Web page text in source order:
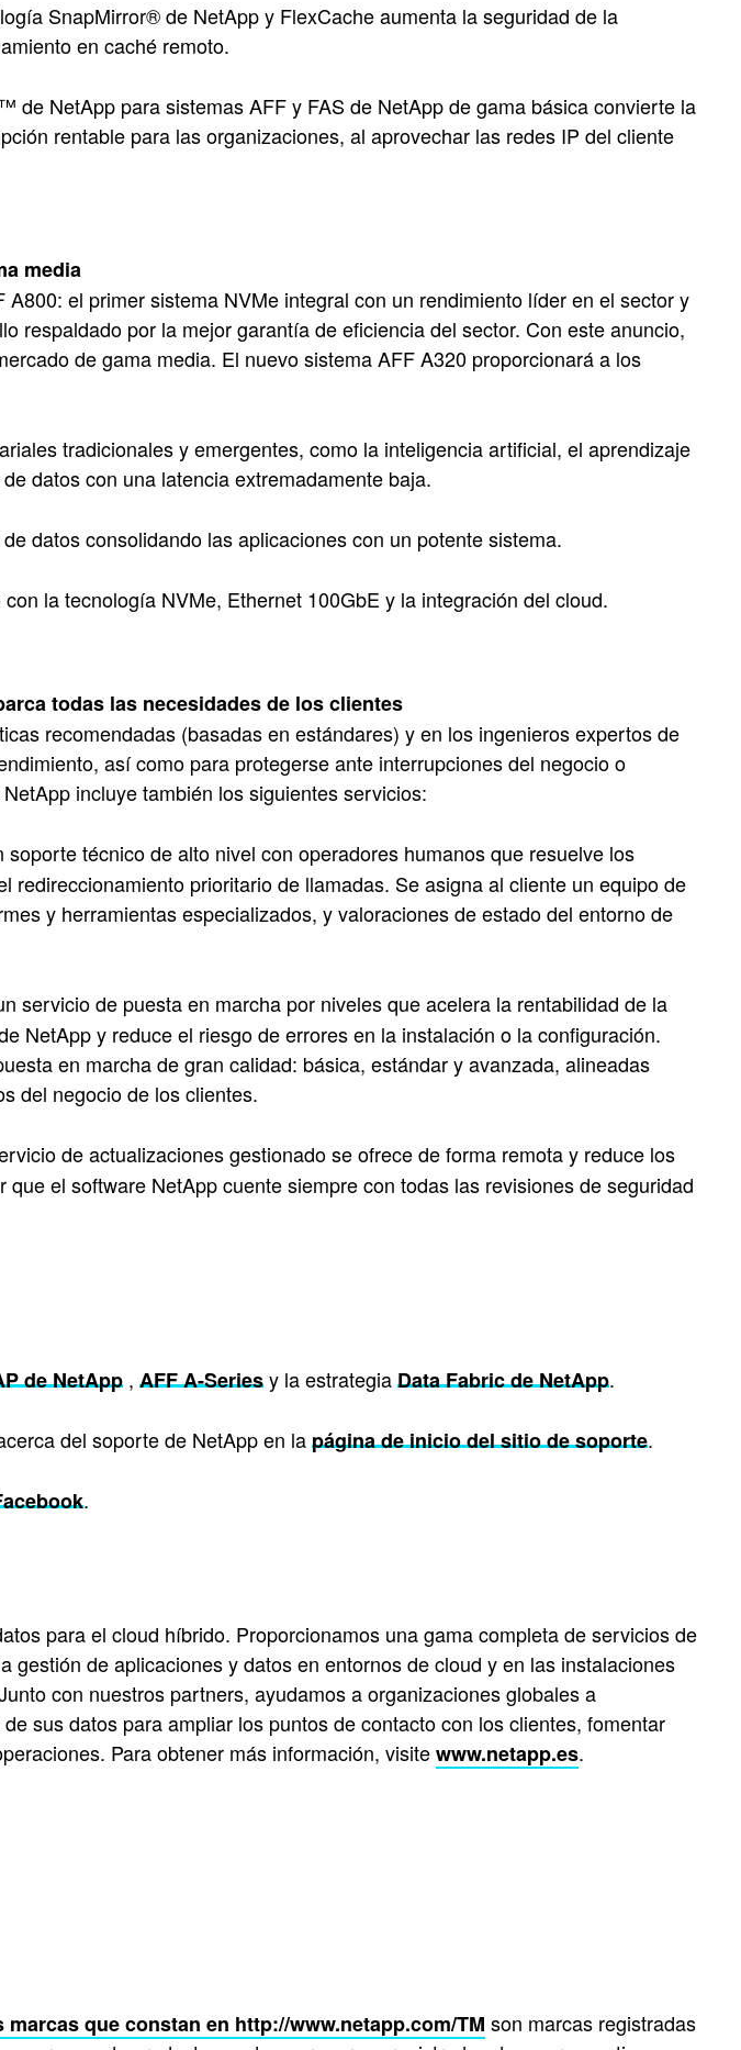
SnapMirror® de NetApp y FlexCache aumenta la seguridad de la
en caché remoto.
de NetApp para sistemas AFF y FAS de NetApp de gama básica convierte la
rentable para las organizaciones, al aprovechar las redes IP del cliente
media
el primer sistema NVMe integral con un rendimiento líder en el sector y
respaldado por la mejor garantía de eficiencia del sector. Con este anuncio,
de gama media. El nuevo sistema AFF A320 proporcionará a los
tradicionales y emergentes, como la inteligencia artificial, el aprendizaje
datos con una latencia extremadamente baja.
datos consolidando las aplicaciones con un potente sistema.
la tecnología NVMe, Ethernet 100GbE y la integración del cloud.
todas las necesidades de los clientes
recomendadas (basadas en estándares) y en los ingenieros expertos de
así como para protegerse ante interrupciones del negocio o
incluye también los siguientes servicios:
soporte técnico de alto nivel con operadores humanos que resuelve los
redireccionamiento prioritario de llamadas. Se asigna al cliente un equipo de
y herramientas especializados, y valoraciones de estado del entorno de
servicio de puesta en marcha por niveles que acelera la rentabilidad de la
NetApp y reduce el riesgo de errores en la instalación o la configuración.
en marcha de gran calidad: básica, estándar y avanzada, alineadas
del negocio de los clientes.
de actualizaciones gestionado se ofrece de forma remota y reduce los
que el software NetApp cuente siempre con todas las revisiones de seguridad
de NetApp , AFF A-Seriesy la estrategiaData Fabric de NetApp.
del soporte de NetApp en lapágina de inicio del sitio de soporte.
.
para el cloud híbrido. Proporcionamos una gama completa de servicios de
gestión de aplicaciones y datos en entornos de cloud y en las instalaciones
con nuestros partners, ayudamos a organizaciones globales a
sus datos para ampliar los puntos de contacto con los clientes, fomentar
Para obtener más información, visitewww.netapp.es.
marcas que constan en http://www.netapp.com/TM son marcas registradas